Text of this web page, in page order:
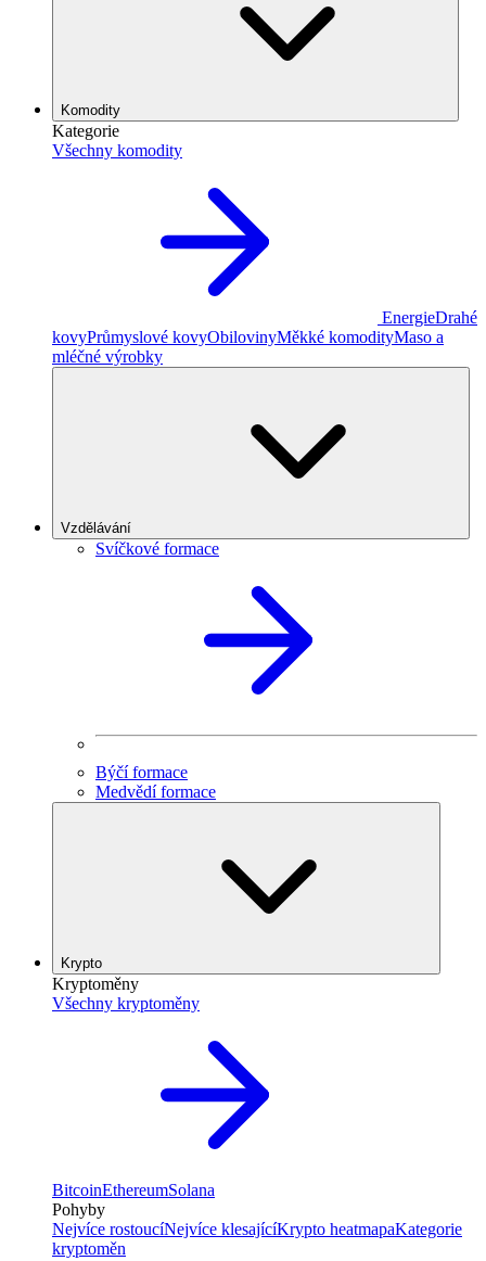
Komodity
Kategorie
Všechny komodity
EnergieDrahé
kovyPrůmyslové kovyObilovinyMěkké komodityMaso a
mléčné výrobky
Vzdělávání
Svíčkové formace
Býčí formace
Medvědí formace
Krypto
Kryptoměny
Všechny kryptoměny
BitcoinEthereumSolana
Pohyby
Nejvíce rostoucíNejvíce klesajícíKrypto heatmapaKategorie
kryptoměn